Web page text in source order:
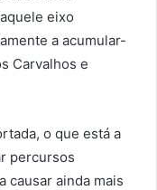
eixo
a acumular-
Carvalhos e
o que está a
percursos
causar ainda mais